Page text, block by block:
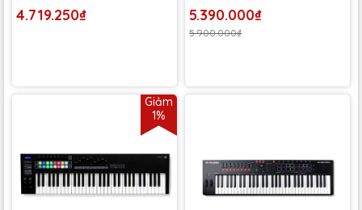
4.719.250₫ 5.390.000₫
5.900.000₫
Giảm
1%